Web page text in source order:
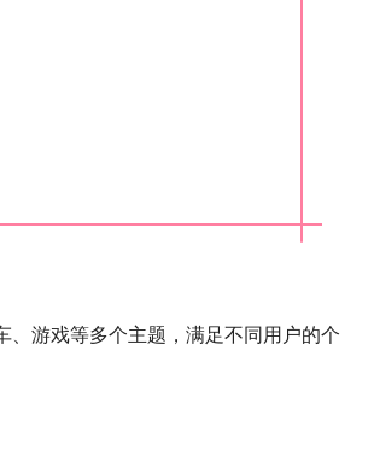
、游戏等多个主题，满足不同用户的个